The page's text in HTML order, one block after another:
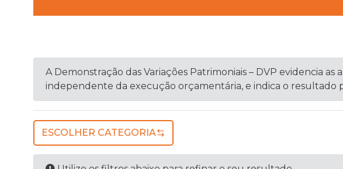
A Demonstração das Variações Patrimoniais – DVP evidencia
independente da execução orçamentária, e indica o resultado
ESCOLHER CATEGORIA